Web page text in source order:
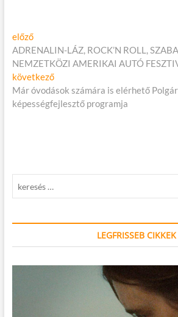
Bejegyzés
navigáció
előzőElőző
cikk:
ADRENALIN-LÁZ, ROCK’N ROLL,
NEMZETKÖZI AMERIKAI AUTÓ
következőKövetkező
cikk:
Már óvodások számára is elérhető
képességfejlesztő programja
LEGFRISSEB CIKKEK